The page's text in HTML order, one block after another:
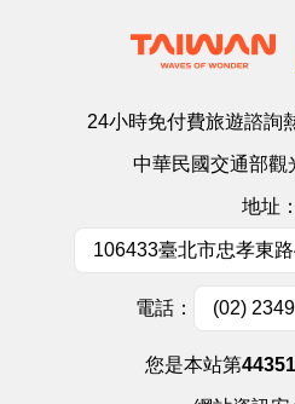
24小時免付費旅遊諮詢
中華民國交通部觀
地址：
106433臺北市忠孝東
電話： (02)
您是本站第